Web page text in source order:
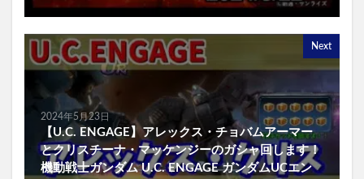
Next
2024年5月23日
【U.C. ENGAGE】アレックス・チョバムアーマー
とクリスチーナ・マッケンジーのガシャ回します！
機動戦士ガンダム U.C. ENGAGE ガンダムUCエン